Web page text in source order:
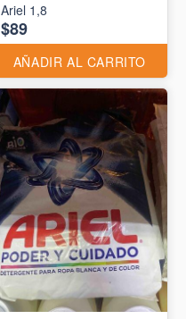
Ariel 1,8
$89
AÑADIR AL CARRITO